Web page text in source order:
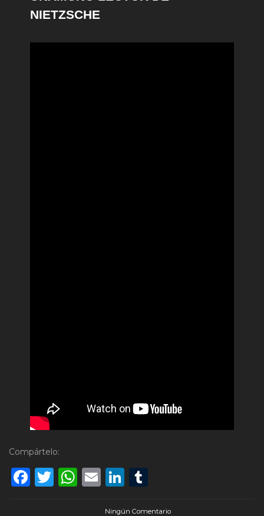
NIETZSCHE
Compártelo:
Facebook
Twitter
WhatsApp
EmailLinkedIn
Ningún Comentario